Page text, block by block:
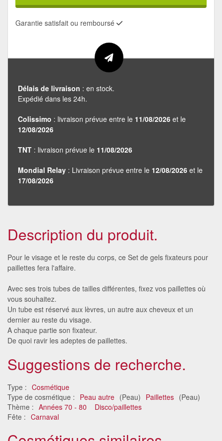
Garantie satisfait ou remboursé
Délais de livraison : en stock.
Expédié dans les 24h.
Colissimo : livraison prévue entre le 11/08/2026 et le
12/08/2026
TNT : livraison prévue le 11/08/2026
Mondial Relay : Livraison prévue entre le 12/08/2026 et le
17/08/2026
Description du produit.
Pour le visage et le reste du corps, ce Set de gels fixateurs pour
paillettes fera l'affaire.
Avec ses trois tubes de tailles différentes, fixez vos paillettes où
vous souhaitez.
Un tube est réservé aux lèvres, un autre aux cheveux et un
dernier au reste du visage.
A chaque partie son fixateur.
De quoi ravir les adeptes de paillettes.
Suggestions de recherche.
Type : Cosmétique
Type de cosmétique : Peau autre (Peau) Paillettes (Peau)
Thème : Années 70 - 80
Disco/paillettes
Fête : Carnaval